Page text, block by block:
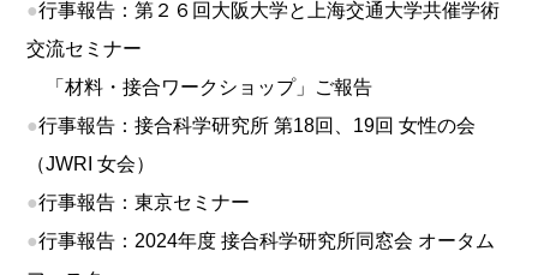
●行事報告：第２６回大阪大学と上海交通大学共催学術
交流セミナー
「材料・接合ワークショップ」ご報告
●行事報告：接合科学研究所 第18回、19回 女性の会
（JWRI 女会）
●行事報告：東京セミナー
●行事報告：2024年度 接合科学研究所同窓会 オータム